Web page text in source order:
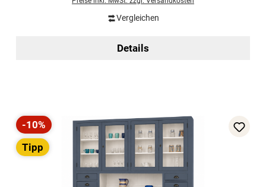
Vergleichen
Details
Rabatt
-10%
Tipp